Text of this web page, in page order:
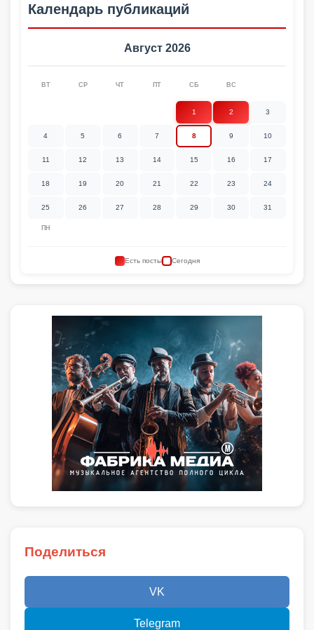
Календарь публикаций
Август 2026
ПН
ВТ СР ЧТ ПТ СБ ВС
1 2 3
4 5 6 7 8 9 10
11 12 13 14 15 16 17
18 19 20 21 22 23 24
25 26 27 28 29 30 31
Есть посты Сегодня
Поделиться
VK
Telegram